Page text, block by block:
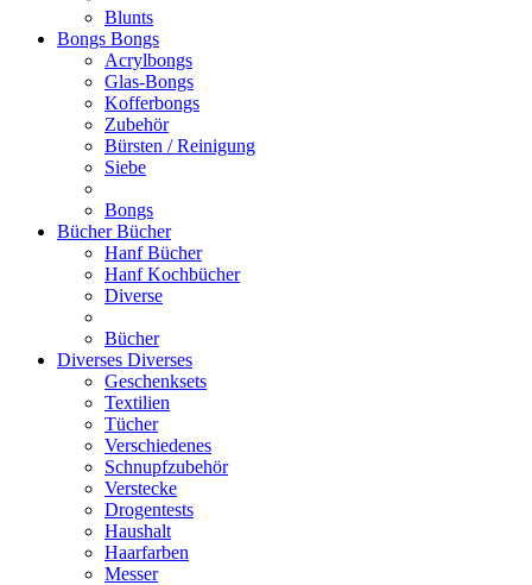
Blunts
Bongs Bongs
Acrylbongs
Glas-Bongs
Kofferbongs
Zubehör
Bürsten / Reinigung
Siebe
Bongs
BücherBücher
Hanf Bücher
Hanf Kochbücher
Diverse
Bücher
Diverses Diverses
Geschenksets
Textilien
Tücher
Verschiedenes
Schnupfzubehör
Verstecke
Drogentests
Haushalt
Haarfarben
Messer